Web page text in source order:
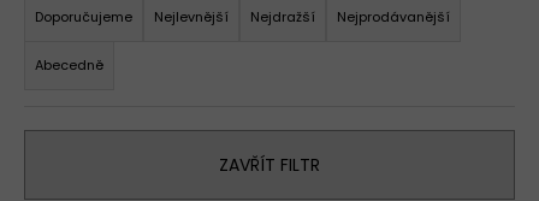
a
Doporučujeme Nejlevnější Nejdražší Nejprodávanější
Abecedně
ZAVŘÍT FILTR